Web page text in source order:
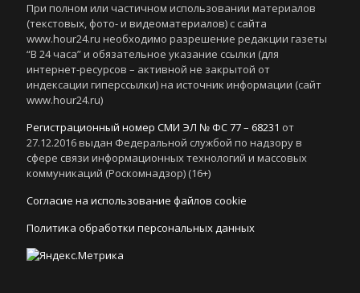
При полном или частичном использовании материалов
(текстовых, фото- и видеоматериалов) с сайта
www.hour24.ru необходимо разрешение редакции газеты
“В 24 часа” и обязательное указание ссылки (для
интернет-ресурсов – активной не закрытой от
индексации гиперссылки) на источник информации (сайт
www.hour24.ru)
Регистрационный номер СМИ ЭЛ № ФС 77 – 68231 от
27.12.2016 выдан Федеральной службой по надзору в
сфере связи информационных технологий и массовых
коммуникаций (Роскомнадзор) (16+)
Согласие на использование файлов cookie
Политика обработки персональных данных